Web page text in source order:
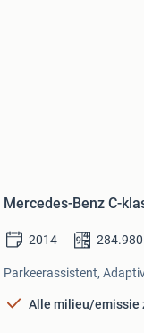
Mercedes-Benz C-
2014 284.980
Parkeerassistent,
Alle milieu/emissie